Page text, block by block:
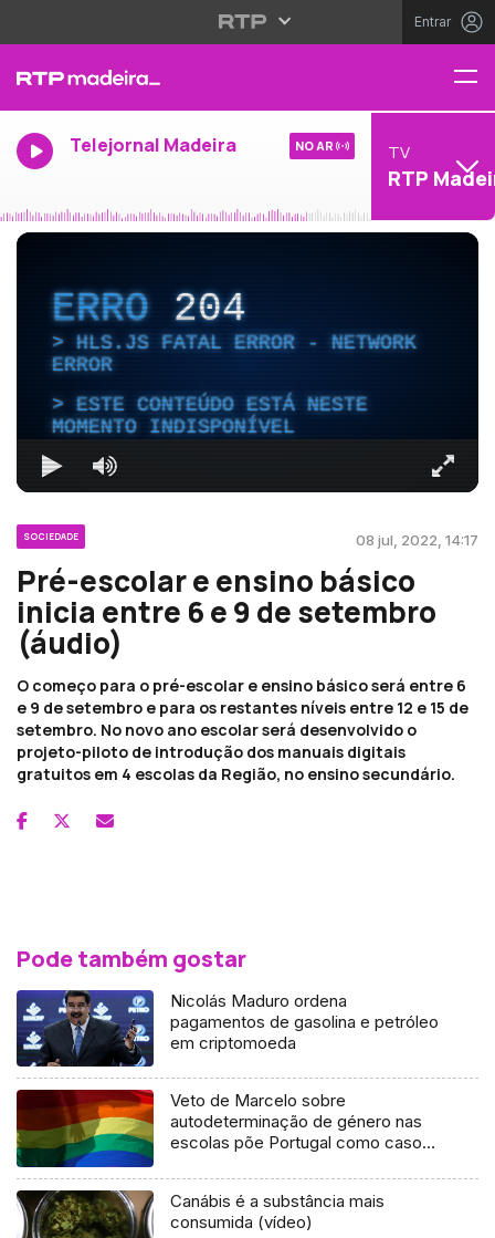
Entrar
Telejornal Madeira NO AR TV
RTP
ERRO204
HLS.JS FATAL ERROR - NETWORK
ERROR
ESTE CONTEÚDO ESTÁ NESTE
MOMENTO INDISPONÍVEL
SOCIEDADE 08 jul, 2022, 14:17
Pré-escolar e ensino básico
inicia entre 6 e 9 de setembro
(áudio)
O começo para o pré-escolar e ensino básico será entre 6
e 9 de setembro e para os restantes níveis entre 12 e 15 de
setembro. No novo ano escolar será desenvolvido o
projeto-piloto de introdução dos manuais digitais
gratuitos em 4 escolas da Região, no ensino secundário.
Pode também gostar
Nicolás Maduro ordena
pagamentos de gasolina e petróleo
em criptomoeda
Veto de Marcelo sobre
autodeterminação de género nas
escolas põe Portugal como caso
Canábis é a substância mais
consumida (vídeo)